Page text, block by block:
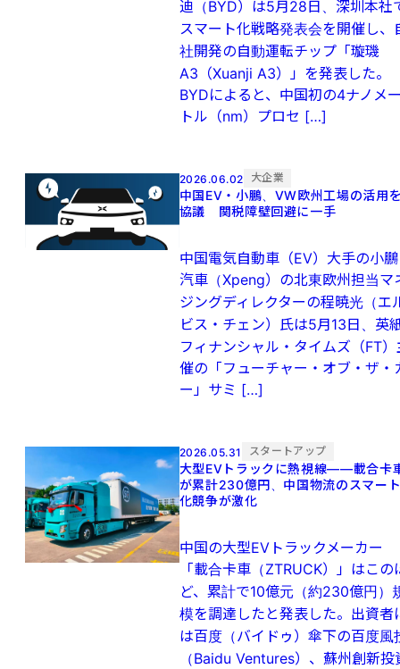
迪（BYD）は5月28日、深圳本社
スマート化戦略発表会を開催し、
社開発の自動運転チップ「璇璣
A3（Xuanji A3）」を発表した。
BYDによると、中国初の4ナノメ
トル（nm）プロセ […]
2026.06.02 大企業
中国EV・小鵬、VW欧州工場の活用
協議 関税障壁回避に一手
中国電気自動車（EV）大手の小鵬
汽車（Xpeng）の北東⁠欧州担当マ
ジングディレ​クターの程暁光（エ
ビス・チェン）氏は5月13日、英​
フィナンシャル・タイム​ズ（FT）
催​の「フューチャー・オブ・ザ・
ー」‌サミ […]
2026.05.31 スタートアップ
大型EVトラックに熱視線——載合卡
が累計230億円、中国物流のスマー
化競争が激化
中国の大型EVトラックメーカー
「載合卡車（ZTRUCK）」はこの
ど、累計で10億元（約230億円）
模を調達したと発表した。出資者
は百度（バイドゥ）傘下の百度風
（Baidu Ventures）、蘇州創新投